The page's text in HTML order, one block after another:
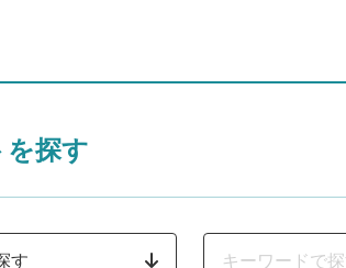
を探す
す